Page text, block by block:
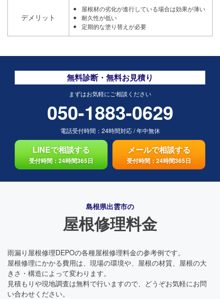
デメリット
屋根材の劣化が進行している場合は効果が薄い
耐久性が低い
定期的な塗り替えが必要
無料診断・無料お見積り
まずはお気軽にご相談ください
050-1883-0629
電話受付時間： 24時間対応/年中無休
LINEで相談する
受付時間：24時間365日
メールで相談する
受付時間：24時間365日
島根県出雲市の
屋根修理料金
雨漏り屋根修理DEPOの各種屋根修理料金の参考例です。
屋根修理にかかる費用は、現場の環境や、屋根の材質、屋根の大
きさ・構造によって変わります。
見積もりや現地調査は無料で行いますので、どうぞお気軽にお問
い合わせください。